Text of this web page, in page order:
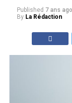
Published 7 ans ago
By La Rédaction